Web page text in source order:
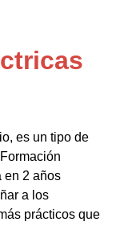
es un tipo de
en 2 años
a los
prácticos que